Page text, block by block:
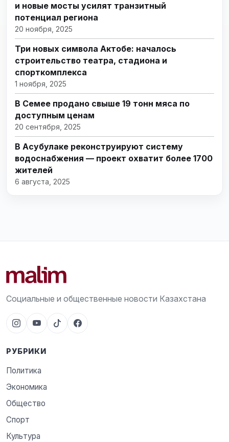
и новые мосты усилят транзитный
потенциал региона
20 ноября, 2025
Три новых символа Актобе: началось
строительство театра, стадиона и
спорткомплекса
1 ноября, 2025
В Семее продано свыше 19 тонн мяса по
доступным ценам
20 сентября, 2025
В Асубулаке реконструируют систему
водоснабжения — проект охватит более 1700
жителей
6 августа, 2025
Социальные и общественные новости Казахстана
РУБРИКИ
Политика
Экономика
Общество
Спорт
Культура